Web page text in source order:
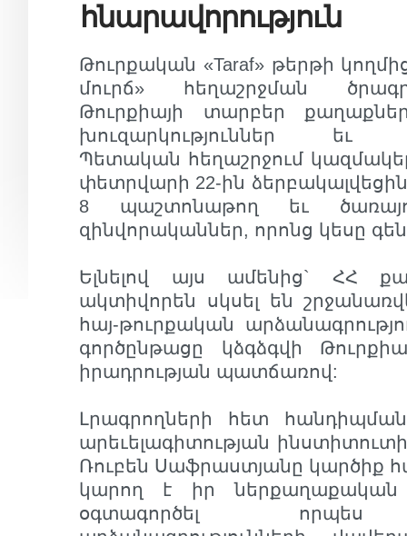
հնարավորություն
Թուրքական «Taraf» թերթի
մուրճ» հեղաշրջման
Թուրքիայի տարբեր
խուզարկություններ եւ
Պետական հեղաշրջում
փետրվարի 22-ին
8 պաշտոնաթող եւ
զինվորականներ, որոնց կեսը
Ելնելով այս ամենից` ՀՀ
ակտիվորեն սկսել են
հայ-թուրքական
գործընթացը կձգձգվի
իրադրության պատճառով:
Լրագրողների հետ
արեւելագիտության
Ռուբեն Սաֆրաստյանը կարծիք
կարող է իր ներքաղաքական
օգտագործել որպես